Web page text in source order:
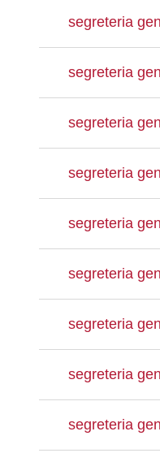
segreteria
segreteria
segreteria
segreteria
segreteria
segreteria
segreteria
segreteria
segreteria